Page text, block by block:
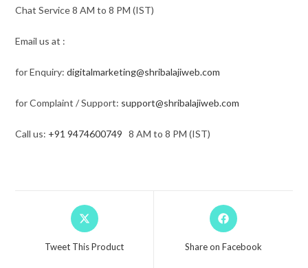
Chat Service 8 AM to 8 PM (IST)
Email us at :
for Enquiry:digitalmarketing@shribalajiweb.com
for Complaint / Support: support@shribalajiweb.com
Call us: +91 9474600749 8 AM to 8 PM (IST)
Tweet This Product Share on Facebook